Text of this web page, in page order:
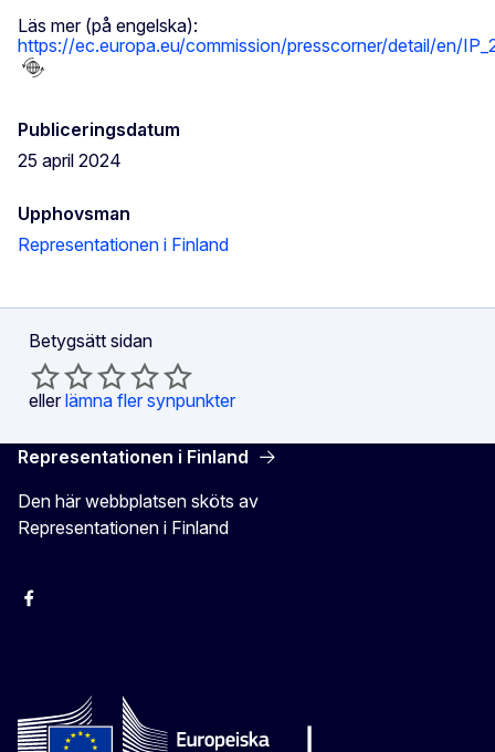
Läs mer (på engelska):
https://ec.europa.eu/commission/presscorner/detail/en/
Publiceringsdatum
25 april 2024
Upphovsman
Representationen i Finland
Betygsätt sidan
eller lämna fler synpunkter
Representationen i Finland
Den här webbplatsen sköts av
Representationen i Finland
Facebook